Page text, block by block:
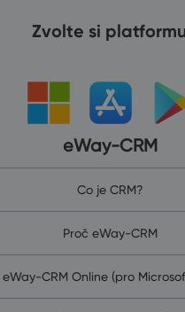
Zvolte si
eWay-CRM
Co je CRM?
Proč eWay-CRM
eWay-CRM Online (pro